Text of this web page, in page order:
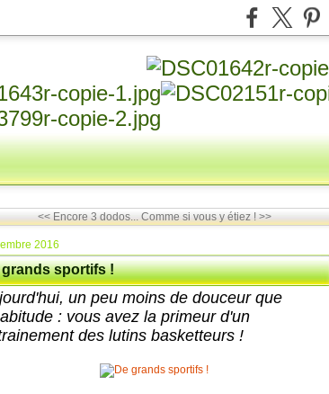
<< Encore 3 dodos... Comme si vous y étiez ! >>
2016
grands sportifs !
un peu moins de douceur que
: vous avez la primeur d'un
des lutins basketteurs !